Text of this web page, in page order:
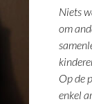
Niets
om
Op de
enkel